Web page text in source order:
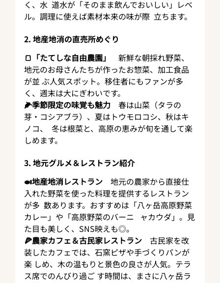
く、水  道水が「そのまま飲んでおいしい」レベ
ル。調理に使えば素材本来の味が際  立ちます。
2. 地産地消の直売所めぐり
🍞「たてしな自由農園」
新鮮な朝採れ野菜、
地元のお母さんたちが作ったお惣菜、加工食品
が並 ぶ人気スポット。移住者にもファンが多
く、週末は大にぎわいです。
🌽季節限定の味覚も魅力 春は山菜（タラの
芽・コシアブラ）、夏はトウモロコシ、秋はキ
ノコ、  冬は根菜と、高原の恵みが旬を通して楽
しめます。
3. 地元グルメ＆レストラン紹介
🍛地産地消レストラン 地元の農家から直接仕
入れた野菜を使った料理を提供するレストラン
が多  数あります。おすすめは「八ヶ岳高原野菜
カレー」や「高原野菜のバーニ   ャカウダ」。見
た目も美しく、SNS映えも◎。
🍕農家カフェ＆古民家レストラン 古民家を改
装したカフェでは、石窯ピザや手づくりパンが
楽 しめ、木の温もりと景色の良さが人気。テラ
ス席でのんびり過ご す時間は、まさに八ヶ岳ラ